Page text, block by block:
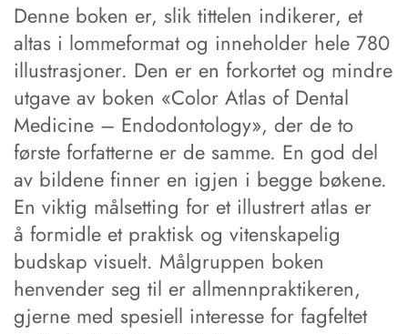
Denne boken er, slik tittelen indikerer, et
altas i lommeformat og inneholder hele 780
illustrasjoner. Den er en forkortet og mindre
utgave av boken «Color Atlas of Dental
Medicine – Endodontology», der de to
første forfatterne er de samme. En god del
av bildene finner en igjen i begge bøkene.
En viktig målsetting for et illustrert atlas er
å formidle et praktisk og vitenskapelig
budskap visuelt. Målgruppen boken
henvender seg til er allmennpraktikeren,
gjerne med spesiell interesse for fagfeltet